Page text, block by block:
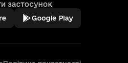
застосунок
Google Play